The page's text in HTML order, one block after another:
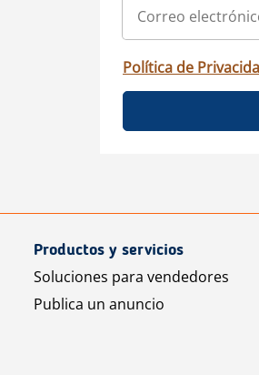
Política de
Productos y servicios
Soluciones para vendedores
Publica un anuncio